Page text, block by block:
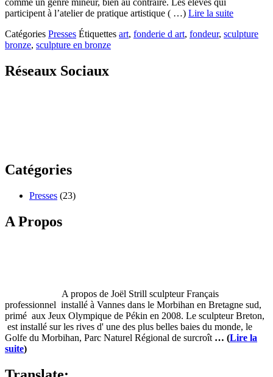
participent à l’atelier de pratique artistique ( …) Lire la suite
Catégories Presses Étiquettes art, fonderie d art, fondeur, sculpture
bronze, sculpture en bronze
Réseaux Sociaux
Catégories
Presses (23)
A Propos
A propos de Joël Strill sculpteur Français
professionnel installé à Vannes dans le Morbihan en Bretagne sud,
primé aux Jeux Olympique de Pékin en 2008. Le sculpteur Breton,
est installé sur les rives d' une des plus belles baies du monde, le
Golfe du Morbihan, Parc Naturel Régional de surcroît … (Lire la
suite)